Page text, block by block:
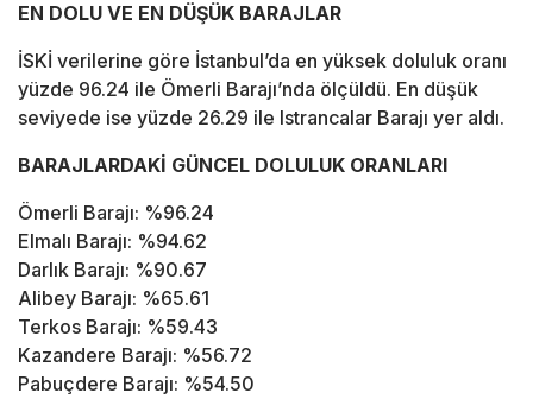
EN DOLU VE EN DÜŞÜK BARAJLAR
İSKİ verilerine göre İstanbul’da en yüksek doluluk oranı
yüzde 96.24 ile Ömerli Barajı’nda ölçüldü. En düşük
seviyede ise yüzde 26.29 ile Istrancalar Barajı yer aldı.
BARAJLARDAKİ GÜNCEL DOLULUK ORANLARI
Ömerli Barajı: %96.24
Elmalı Barajı: %94.62
Darlık Barajı: %90.67
Alibey Barajı: %65.61
Terkos Barajı: %59.43
Kazandere Barajı: %56.72
Pabuçdere Barajı: %54.50